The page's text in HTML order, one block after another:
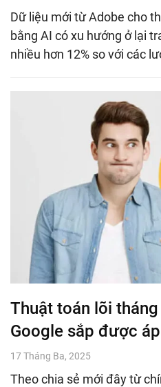
Dữ liệu mới từ Adobe cho
bằng AI có xu hướng ở lại
nhiều hơn 12% so với các
Thuật toán lõi
Google sắp được
17 Tháng Ba, 2025
Theo chia sẻ mới đây từ